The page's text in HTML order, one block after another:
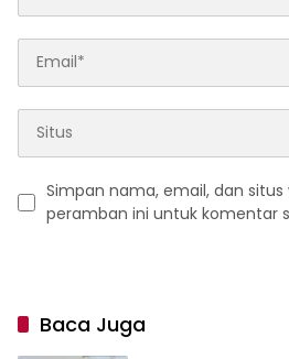
Simpan nama, email, dan situs
peramban ini untuk komentar
Baca Juga